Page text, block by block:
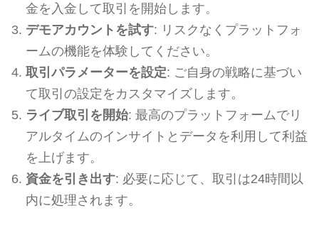
金を入金して取引を開始します。
デモアカウントを試す: リスクなくプラットフォ
ームの機能を体験してください。
取引パラメーターを設定: ご自身の戦略に基づい
て取引の設定をカスタマイズします。
ライブ取引を開始: 最高のプラットフォームでリ
アルタイムのインサイトとデータを利用して利益
を上げます。
資金を引き出す: 必要に応じて、取引は24時間以
内に処理されます。